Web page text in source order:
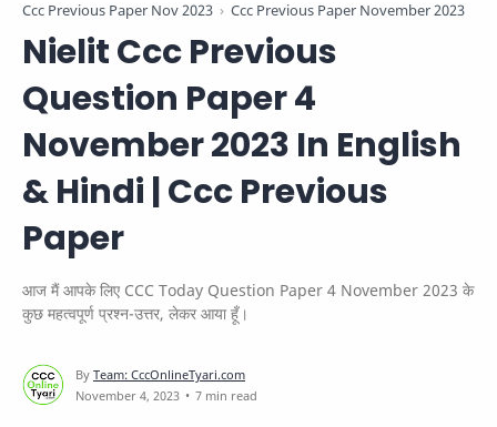
Ccc Previous Paper Nov 2023 Ccc Previous Paper November 2023
Nielit Ccc Previous
Question Paper 4
November 2023 In English
& Hindi | Ccc Previous
Paper
आज मैं आपके लिए CCC Today Question Paper 4 November 2023 के
कुछ महत्वपूर्ण प्रश्न-उत्तर, लेकर आया हूँ।
7 min read